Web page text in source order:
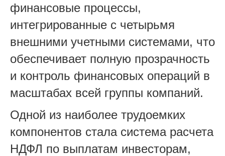
финансовые процессы,
интегрированные с четырьмя
внешними учетными системами, что
обеспечивает полную прозрачность
и контроль финансовых операций в
масштабах всей группы компаний.
Одной из наиболее трудоемких
компонентов стала система расчета
НДФЛ по выплатам инвесторам,